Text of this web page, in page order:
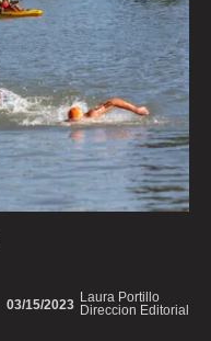
Laura Portillo
Direccion Editorial
03/15/2023